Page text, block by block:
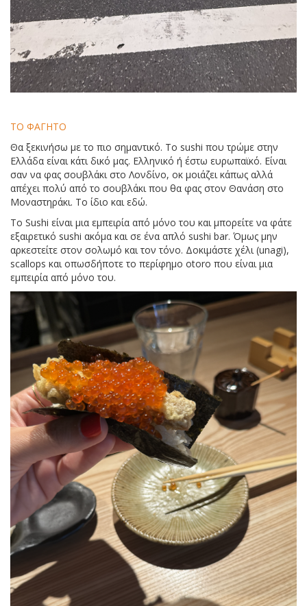
ΤΟ ΦΑΓΗΤΟ
Θα ξεκινήσω με το πιο σημαντικό. Το sushi που τρώμε στην
Ελλάδα είναι κάτι δικό μας. Ελληνικό ή έστω ευρωπαϊκό. Είναι
σαν να φας σουβλάκι στο Λονδίνο, οκ μοιάζει κάπως αλλά
απέχει πολύ από το σουβλάκι που θα φας στον Θανάση στο
Μοναστηράκι. Το ίδιο και εδώ.
To Sushi είναι μια εμπειρία από μόνο του και μπορείτε να φάτε
εξαιρετικό sushi ακόμα και σε ένα απλό sushi bar. Όμως μην
αρκεστείτε στον σολωμό και τον τόνο. Δοκιμάστε χέλι (unagi),
scallops και οπωσδήποτε το περίφημο otoro που είναι μια
εμπειρία από μόνο του.